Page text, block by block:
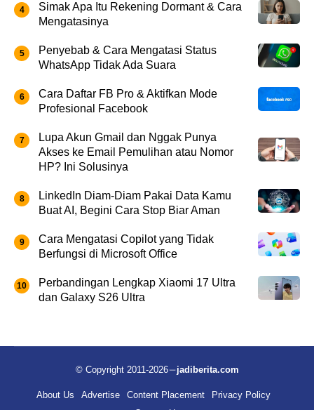
Simak Apa Itu Rekening Dormant & Cara
Mengatasinya
Penyebab & Cara Mengatasi Status
WhatsApp Tidak Ada Suara
Cara Daftar FB Pro & Aktifkan Mode
Profesional Facebook
Lupa Akun Gmail dan Nggak Punya
Akses ke Email Pemulihan atau Nomor
HP? Ini Solusinya
LinkedIn Diam-Diam Pakai Data Kamu
Buat AI, Begini Cara Stop Biar Aman
Cara Mengatasi Copilot yang Tidak
Berfungsi di Microsoft Office
Perbandingan Lengkap Xiaomi 17 Ultra
dan Galaxy S26 Ultra
© Copyright 2011-2026 jadiberita.com
About Us Advertise Content Placement
Privacy Policy